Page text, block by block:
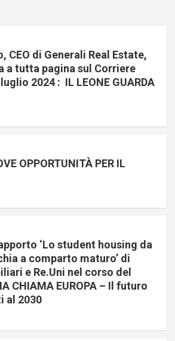
CEO di Generali Real Estate,
a tutta pagina sul Corriere
2024 : IL LEONE GUARDA
OPPORTUNITÀ PER IL
‘Lo student housing da
a comparto maturo’ di
e Re.Uni nel corso del
CHIAMA EUROPA – Il futuro
al 2030